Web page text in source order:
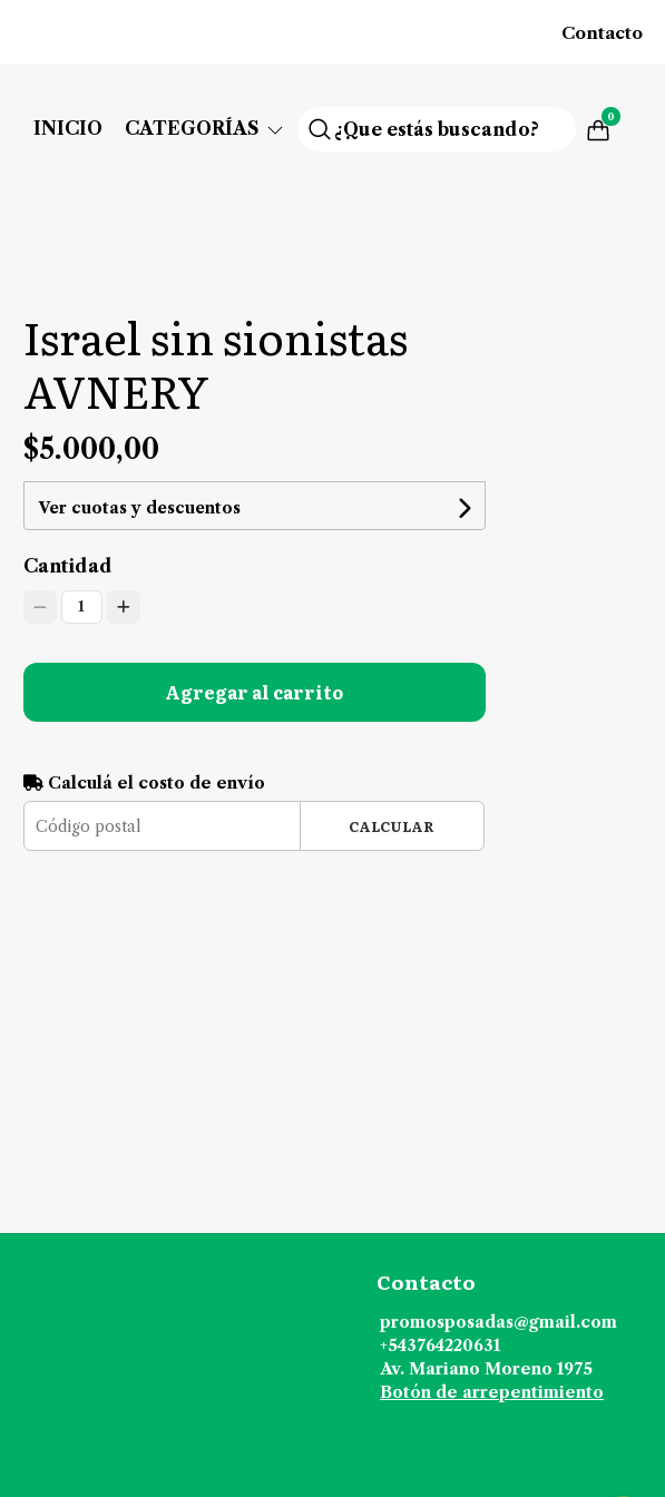
Contacto
INICIO CATEGORÍAS
0
Israel sin sionistas
AVNERY
$5.000,00
Ver cuotas y descuentos
Cantidad
1
Agregar al carrito
Calculá el costo de envío
CALCULAR
Contacto
promosposadas@gmail.com
+543764220631
Av. Mariano Moreno 1975
Botón de arrepentimiento